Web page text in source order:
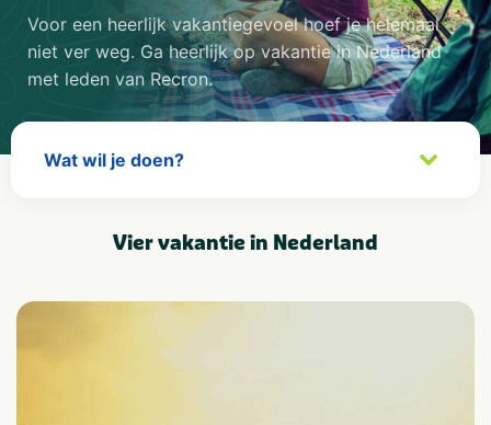
Voor een heerlijk vakantiegevoel hoef je helemaal
niet ver weg. Ga heerlijk op vakantie in Nederland
met leden van Recron.
Vier vakantie in Nederland